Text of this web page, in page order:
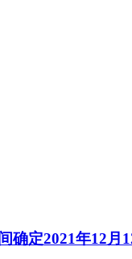
确定2021年12月